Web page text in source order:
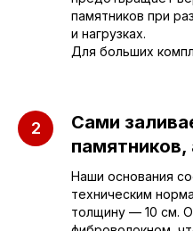
памятников при
и нагрузках.
Для больших
Сами
памятников,
Наши основания
техническим
толщину — 10 см.
Приезжайте к
в офис
г. Саратов, улица
Пугачёва, 156